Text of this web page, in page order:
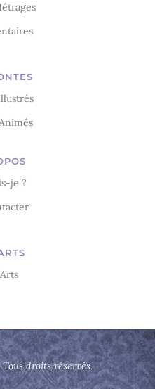
je ?
droits réservés.